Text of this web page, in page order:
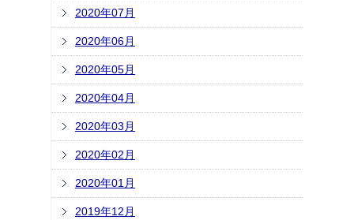
2020年07月
2020年06月
2020年05月
2020年04月
2020年03月
2020年02月
2020年01月
2019年12月